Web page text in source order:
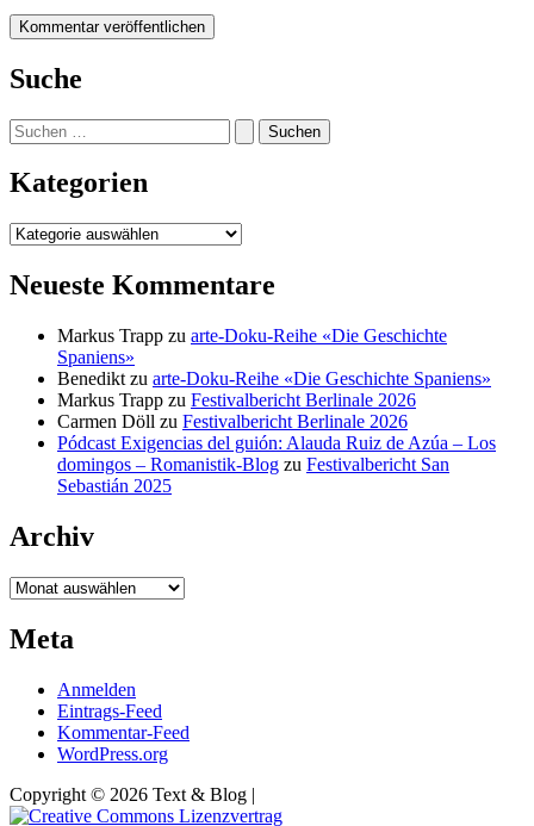
Suche
Suchen
nach:
Kategorien
Kategorien
Neueste Kommentare
Markus Trapp zu arte-Doku-Reihe «Die Geschichte
Spaniens»
Benedikt zu arte-Doku-Reihe «Die Geschichte Spaniens»
Markus Trapp zu Festivalbericht Berlinale 2026
Carmen Döll zu Festivalbericht Berlinale 2026
Pódcast Exigencias del guión: Alauda Ruiz de Azúa – Los
domingos – Romanistik-Blog zu Festivalbericht San
Sebastián 2025
Archiv
Archiv
Meta
Anmelden
Eintrags-Feed
Kommentar-Feed
WordPress.org
Copyright © 2026 Text & Blog |